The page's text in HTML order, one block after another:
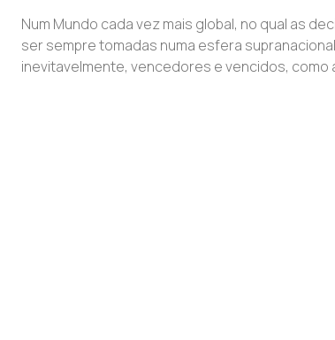
Num Mundo cada vez mais global, no qual as
ser sempre tomadas numa esfera
inevitavelmente, vencedores e vencidos, como